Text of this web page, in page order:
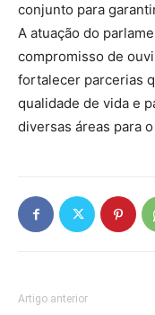
conjunto para
A atuação do
compromisso de
fortalecer parcerias
qualidade de vida e
diversas áreas para
Artigo anterior